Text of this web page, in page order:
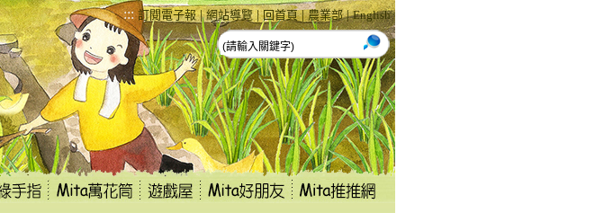
::: 訂閱電子報 |網站導覽 |回首頁 |農業部 |English